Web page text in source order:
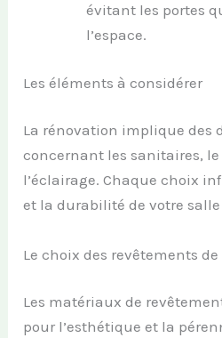
évitant les portes
l’espace.
Les éléments à considérer
La rénovation implique des
concernant les sanitaires,
l’éclairage. Chaque choix
et la durabilité de votre
Le choix des revêtements
Les matériaux de
pour l’esthétique et la